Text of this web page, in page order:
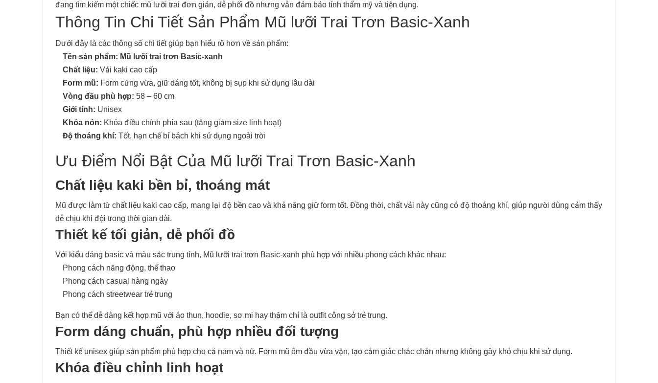
đang tìm kiếm một chiếc mũ lưỡi trai đơn giản, dễ phối đồ nhưng vẫn đảm bảo tính thẩm mỹ và tiện dụng.
Thông Tin Chi Tiết Sản Phẩm Mũ lưỡi Trai Trơn Basic-Xanh
Dưới đây là các thông số chi tiết giúp bạn hiểu rõ hơn về sản phẩm:
Tên sản phẩm: Mũ lưỡi trai trơn Basic-xanh
Chất liệu: Vải kaki cao cấp
Form mũ: Form cứng vừa, giữ dáng tốt, không bị sụp khi sử dụng lâu dài
Vòng đầu phù hợp: 58 – 60 cm
Giới tính: Unisex
Khóa nón: Khóa điều chỉnh phía sau (tăng giảm size linh hoạt)
Độ thoáng khí: Tốt, hạn chế bí bách khi sử dụng ngoài trời
Ưu Điểm Nổi Bật Của Mũ lưỡi Trai Trơn Basic-Xanh
Chất liệu kaki bền bỉ, thoáng mát
Mũ được làm từ chất liệu kaki cao cấp, mang lại độ bền cao và khả năng giữ form tốt. Đồng thời, chất vải này cũng có độ thoáng khí, giúp người dùng cảm thấy
dễ chịu khi đội trong thời gian dài.
Thiết kế tối giản, dễ phối đồ
Với kiểu dáng basic và màu sắc trung tính, Mũ lưỡi trai trơn Basic-xanh phù hợp với nhiều phong cách khác nhau:
Phong cách năng động, thể thao
Phong cách casual hàng ngày
Phong cách streetwear trẻ trung
Bạn có thể dễ dàng kết hợp mũ với áo thun, hoodie, sơ mi hay thậm chí là outfit công sở trẻ trung.
Form dáng chuẩn, phù hợp nhiều đối tượng
Thiết kế unisex giúp sản phẩm phù hợp cho cả nam và nữ. Form mũ ôm đầu vừa vặn, tạo cảm giác chắc chắn nhưng không gây khó chịu khi sử dụng.
Khóa điều chỉnh linh hoạt